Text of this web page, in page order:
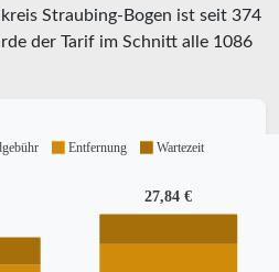
Straubing-Bogen ist seit 374
der Tarif im Schnitt alle 1086
27,84 €
Entfernung Wartezeit